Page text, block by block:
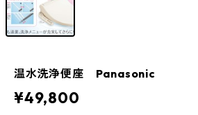
温水洗浄便座 Panasonic
¥49,800